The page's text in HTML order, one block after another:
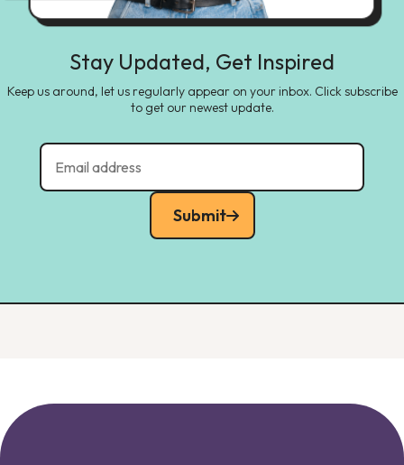
Stay Updated, Get Inspired
Keep us around, let us regularly appear on your inbox. Click subscribe
to get our newest update.
Submit